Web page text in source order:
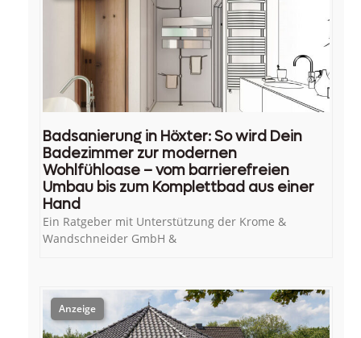
Badsanierung in Höxter: So wird Dein
Badezimmer zur modernen
Wohlfühloase – vom barrierefreien
Umbau bis zum Komplettbad aus einer
Hand
Ein Ratgeber mit Unterstützung der Krome &
Wandschneider GmbH &